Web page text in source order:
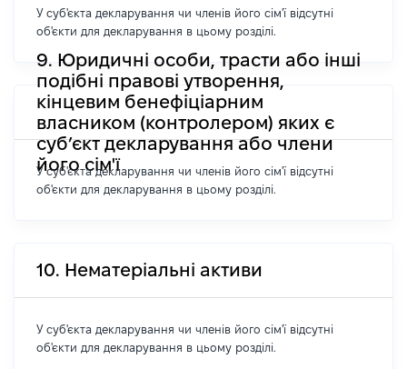
У суб'єкта декларування чи членів його сім'ї відсутні
об'єкти для декларування в цьому розділі.
9. Юридичні особи, трасти або інші
подібні правові утворення,
кінцевим бенефіціарним
власником (контролером) яких є
суб’єкт декларування або члени
його сім'ї
У суб'єкта декларування чи членів його сім'ї відсутні
об'єкти для декларування в цьому розділі.
10. Нематеріальні активи
У суб'єкта декларування чи членів його сім'ї відсутні
об'єкти для декларування в цьому розділі.